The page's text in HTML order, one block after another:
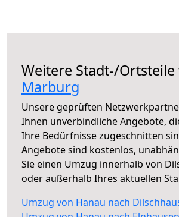
Weitere Stadt-/Ortsteile
Marburg
Unsere geprüften
Ihnen unverbindliche Angebote,
Ihre Bedürfnisse zugeschnitten
Angebote sind kostenlos,
Sie einen Umzug innerhalb von
oder außerhalb Ihres aktuellen
Umzug von Hanau nach